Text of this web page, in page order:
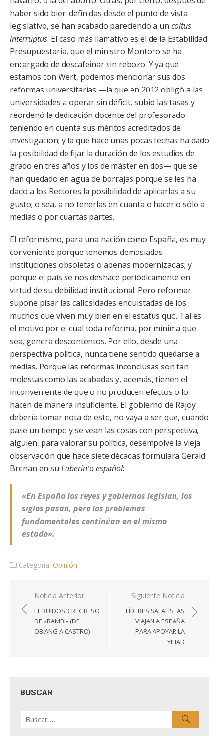
haber sido bien definidas desde el punto de vista
legislativo, se han acabado pareciendo a un coitus
interruptus. El caso más llamativo es el de la Estabilidad
Presupuestaria, que el ministro Montoro se ha
encargado de descafeinar sin rebozo. Y ya que
estamos con Wert, podemos mencionar sus dos
reformas universitarias —la que en 2012 obligó a las
universidades a operar sin déficit, subió las tasas y
reordenó la dedicación docente del profesorado
teniendo en cuenta sus méritos acreditados de
investigación; y la que hace unas pocas fechas ha dado
la posibilidad de fijar la duración de los estudios de
grado en tres años y los de máster en dos— que se
han quedado en agua de borrajas porque se les ha
dado a los Rectores la posibilidad de aplicarlas a su
gusto; o sea, a no tenerlas en cuanta o hacerlo sólo a
medias o por cuartas partes.
El reformismo, para una nación como España, es muy
conveniente porque tenemos demasiadas
instituciones obsoletas o apenas modernizadas; y
porque el país se nos deshace periódicamente en
virtud de su debilidad institucional. Pero reformar
supone pisar las callosidades enquistadas de los
muchos que viven muy bien en el estatus quo. Tal es
el motivo por el cual toda reforma, por mínima que
sea, genera descontentos. Por ello, desde una
perspectiva política, nunca tiene sentido quedarse a
medias. Porque las reformas inconclusas son tan
molestas como las acabadas y, además, tienen el
inconveniente de que o no producen efectos o lo
hacen de manera insuficiente. El gobierno de Rajoy
debería tomar nota de esto, no vaya a ser que, cuando
pase un tiempo y se vean las cosas con perspectiva,
alguien, para valorar su política, desempolve la vieja
observación que hace siete décadas formulara Gerald
Brenan en su Laberinto español:
«En España los reyes y gobiernos legislan, los
siglos pasan, pero los problemas
fundamentales continúan en el mismo
estado».
Categoría: Opinión
Navegación
de
entradas
Noticia Anterior
EL RUIDOSO REGRESO
DE «BAMBI» (DE
OBIANG A CASTRO)
Siguiente Noticia
LÍDERES SALAFISTAS
VIAJAN A ESPAÑA
PARA APOYAR LA
YIHAD
BUSCAR
por: